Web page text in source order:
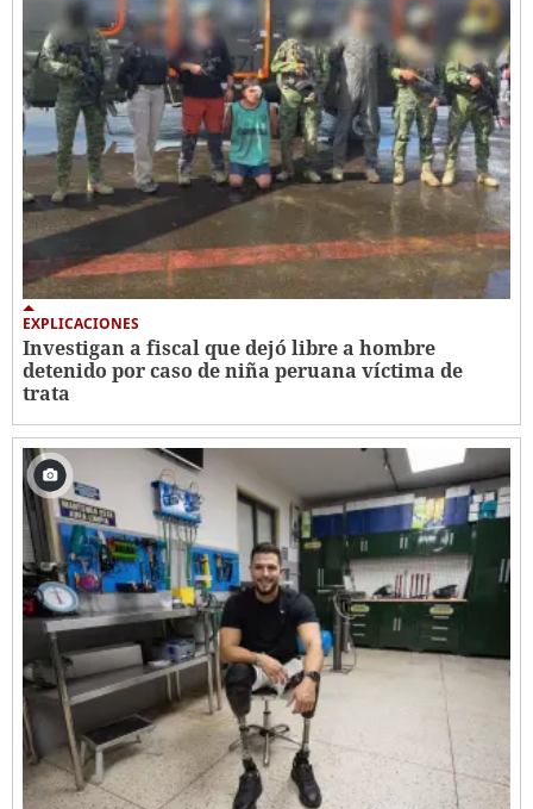
EXPLICACIONES
Investigan a fiscal que dejó libre a hombre
detenido por caso de niña peruana víctima de
trata